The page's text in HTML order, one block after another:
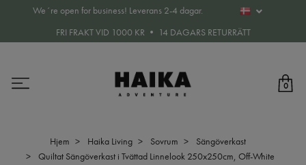
We´re open for business! Leverans 2-4 dagar.
FRI FRAKT VID 1000 KR • 14 DAGARS RETURRÄTT
0
Hjem Haika Living Sovrum
Sängöverkast
Quiltat Sängöverkast i Tvättad Linnelook 250x250cm, Off-White